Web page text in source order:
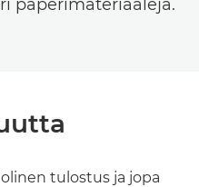
paperimateriaaleja.
tulostus ja jopa